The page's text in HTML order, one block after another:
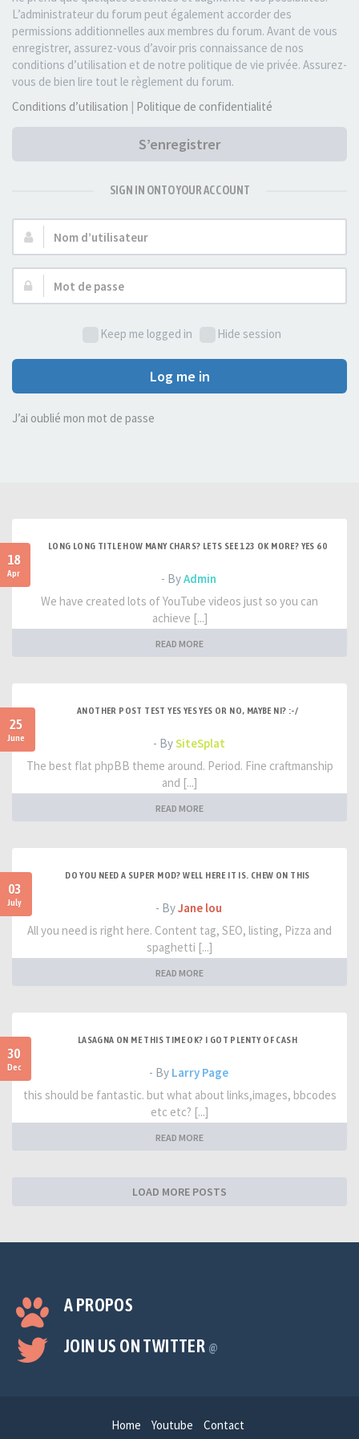
L’administrateur du forum peut également accorder des
permissions additionnelles aux membres du forum. Avant de vous
enregistrer, assurez-vous d’avoir pris connaissance de nos
conditions d’utilisation et de notre politique de vie privée. Assurez-
vous de bien lire tout le règlement du forum.
Conditions d’utilisation | Politique de confidentialité
S’enregistrer
SIGN IN ONTO YOUR ACCOUNT
Nom
d’utilisateur :
Mot
de
Keep me logged in
Hide session
Log me in
J’ai oublié mon mot de passe
18
Apr
LONG LONG TITLE HOW MANY CHARS? LETS SEE 123 OK MORE? YES 60
- ByAdmin
We have created lots of YouTube videos just so you can
achieve [...]
READ MORE
25
June
ANOTHER POST TEST YES YES YES OR NO, MAYBE NI? :-/
- BySiteSplat
The best flat phpBB theme around. Period. Fine craftmanship
and [...]
READ MORE
03
July
DO YOU NEED A SUPER MOD? WELL HERE IT IS. CHEW ON THIS
- ByJane lou
All you need is right here. Content tag, SEO, listing, Pizza and
spaghetti [...]
READ MORE
30
Dec
LASAGNA ON ME THIS TIME OK? I GOT PLENTY OF CASH
- By Larry Page
this should be fantastic. but what about links,images, bbcodes
etc etc? [...]
READ MORE
LOAD MORE POSTS
A PROPOS
JOIN US ON TWITTER @
Home Youtube Contact